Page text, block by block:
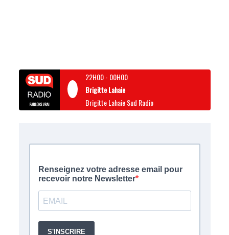
22H00- 00H00
Brigitte Lahaie
Brigitte Lahaie Sud Radio